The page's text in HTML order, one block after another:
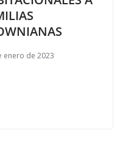
enero de 2023